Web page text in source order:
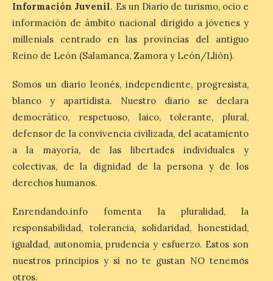
volverá a estar presente
en la zona de descanso
junto al control de firmas
y, como novedad, en el
Leaders Lounge, dos espacios exclusivos
para los ciclistas. El recorrido de La
Última llamada: Eclipse
total del 12 de agosto.
Dónde alojarse y a qué
precio
7 Ago 2026
León es la provincia más
económica (116€/noche),
pero también una de las
más agotadas: solo un 4%
de alojamientos libres.
Zamora, Palencia y Álava son las
provincias con menos margen: apenas un
Información Juvenil. Es un Diario de turismo, ocio e
información de ámbito nacional dirigido a jóvenes y
millenials centrado en las provincias del antiguo
Reino de León (Salamanca, Zamora y León/Llión).
Somos un diario leonés, independiente, progresista,
blanco y apartidista. Nuestro diario se declara
democrático, respetuoso, laico, tolerante, plural,
defensor de la convivencia civilizada, del acatamiento
a la mayoría, de las libertades individuales y
colectivas, de la dignidad de la persona y de los
derechos humanos.
Enrendando.info fomenta la pluralidad, la
responsabilidad, tolerancia, solidaridad, honestidad,
igualdad, autonomía, prudencia y esfuerzo. Estos son
nuestros principios y si no te gustan NO tenemos
otros.